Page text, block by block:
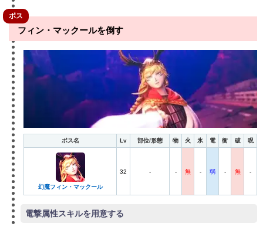
フィン・マックールを倒す
ボス
ボス名 Lv 部位/形態 物 火 氷 電 衝 破 呪
幻魔フィン・マックール
32 - - 無 - 弱 - 無 -
電撃属性スキルを用意する